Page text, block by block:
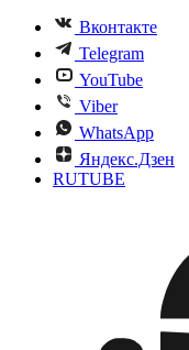
Вконтакте
Telegram
YouTube
Viber
WhatsApp
Яндекс.Дзен
RUTUBE